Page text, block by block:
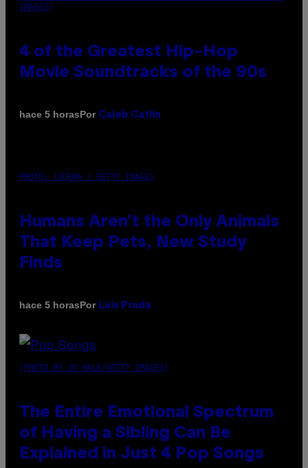
IMAGES)
4 of the Greatest Hip-Hop
Movie Soundtracks of the 90s
hace 5 horasPor Caleb Catlin
PHOTO: IJDEMA / GETTY IMAGES
Humans Aren’t the Only Animals
That Keep Pets, New Study
Finds
hace 5 horasPor Luis Prada
(PHOTO BY JO HALE/GETTY IMAGES)
The Entire Emotional Spectrum
of Having a Sibling Can Be
Explained in Just 4 Pop Songs